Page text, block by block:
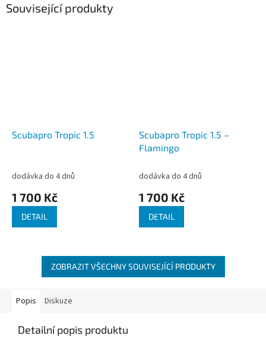
Související produkty
Scubapro Tropic 1.5
dodávka do 4 dnů
1 700 Kč
DETAIL
Scubapro Tropic 1.5 –
Flamingo
dodávka do 4 dnů
1 700 Kč
DETAIL
ZOBRAZIT VŠECHNY SOUVISEJÍCÍ PRODUKTY
Popis Diskuze
Detailní popis produktu